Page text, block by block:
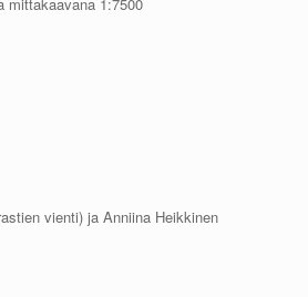
vienti) ja Anniina Heikkinen